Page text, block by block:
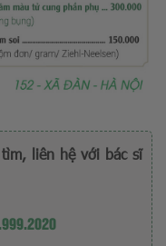
liên hệ với bác sĩ